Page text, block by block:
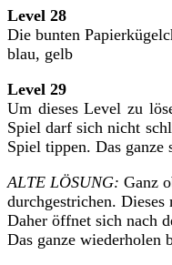
Level 28
Die bunten
blau, gelb
Level 29
Um dieses Level zu
Spiel darf sich nicht
Spiel tippen. Das
ALTE LÖSUNG: Ganz
durchgestrichen.
Daher öffnet sich nach
Das ganze wiederholen